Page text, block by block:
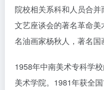
院校相关系科和人员合
文艺座谈会的著名革命
名油画家杨秋人，著名国
1958年中南美术专科学
美术学院。1981年获全